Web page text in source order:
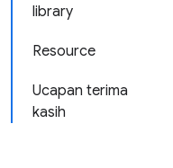
library
Resource
Ucapan terima
kasih